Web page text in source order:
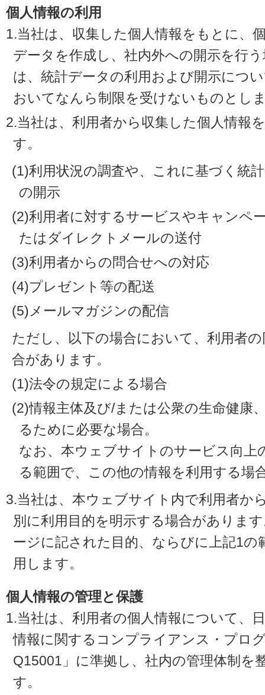
個人情報の利用
1.当社は、収集した個人情報をもとに、
データを作成し、社内外への開示を行
は、統計データの利用および開示につ
おいてなんら制限を受けないものとし
2.当社は、利用者から収集した個人情報
す。
(1)利用状況の調査や、これに基づく統
の開示
(2)利用者に対するサービスやキャンペ
たはダイレクトメールの送付
(3)利用者からの問合せへの対応
(4)プレゼント等の配送
(5)メールマガジンの配信
ただし、以下の場合において、利用者
合があります。
(1)法令の規定による場合
(2)情報主体及び/または公衆の生命健康
るために必要な場合。
なお、本ウェブサイトのサービス向上
る範囲で、この他の情報を利用する場
3.当社は、本ウェブサイト内で利用者か
別に利用目的を明示する場合がありま
ージに記された目的、ならびに上記1の
用します。
個人情報の管理と保護
1.当社は、利用者の個人情報について、
情報に関するコンプライアンス・プロ
Q15001」に準拠し、社内の管理体制を
す。